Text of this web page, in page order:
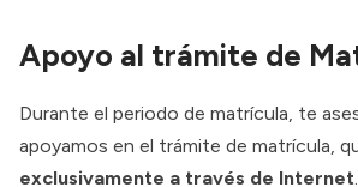
Apoyo al trámite de
Durante el periodo de matrícula, te
apoyamos en el trámite de matrícula,
exclusivamente a través de Internet.